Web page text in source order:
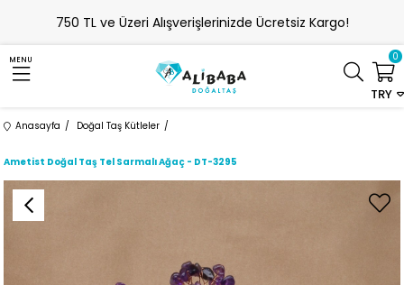
750 TL ve Üzeri Alışverişlerinizde Ücretsiz Kargo!
MENU
TRY
0
Anasayfa Doğal Taş Kütleler
Ametist Doğal Taş Tel Sarmalı Ağaç - DT-3295